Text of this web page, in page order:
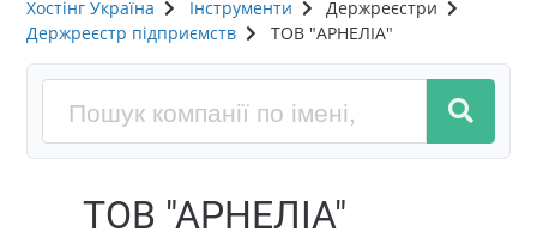
Хостінг Україна Інструменти
Держреєстри
Держреєстр підприємств
ТОВ "АРНЕЛІА"
ТОВ "АРНЕЛІА"